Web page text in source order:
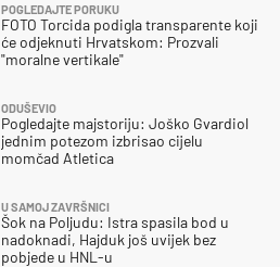
POGLEDAJTE PORUKU
FOTO Torcida podigla transparente koji
će odjeknuti Hrvatskom: Prozvali
"moralne vertikale"
ODUŠEVIO
Pogledajte majstoriju: Joško Gvardiol
jednim potezom izbrisao cijelu
momčad Atletica
U SAMOJ ZAVRŠNICI
Šok na Poljudu: Istra spasila bod u
nadoknadi, Hajduk još uvijek bez
pobjede u HNL-u